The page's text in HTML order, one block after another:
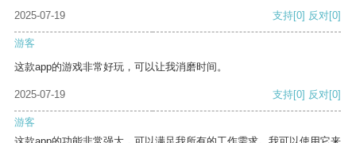
2025-07-19 支持[0] 反对[0]
游客
这款app的游戏非常好玩，可以让我消磨时间。
2025-07-19 支持[0] 反对[0]
游客